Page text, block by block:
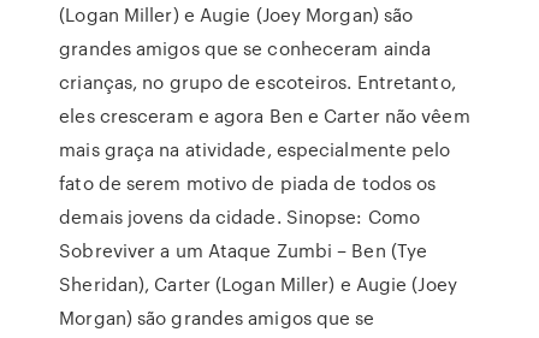
(Logan Miller) e Augie (Joey Morgan) são
grandes amigos que se conheceram ainda
crianças, no grupo de escoteiros. Entretanto,
eles cresceram e agora Ben e Carter não vêem
mais graça na atividade, especialmente pelo
fato de serem motivo de piada de todos os
demais jovens da cidade. Sinopse: Como
Sobreviver a um Ataque Zumbi – Ben (Tye
Sheridan), Carter (Logan Miller) e Augie (Joey
Morgan) são grandes amigos que se